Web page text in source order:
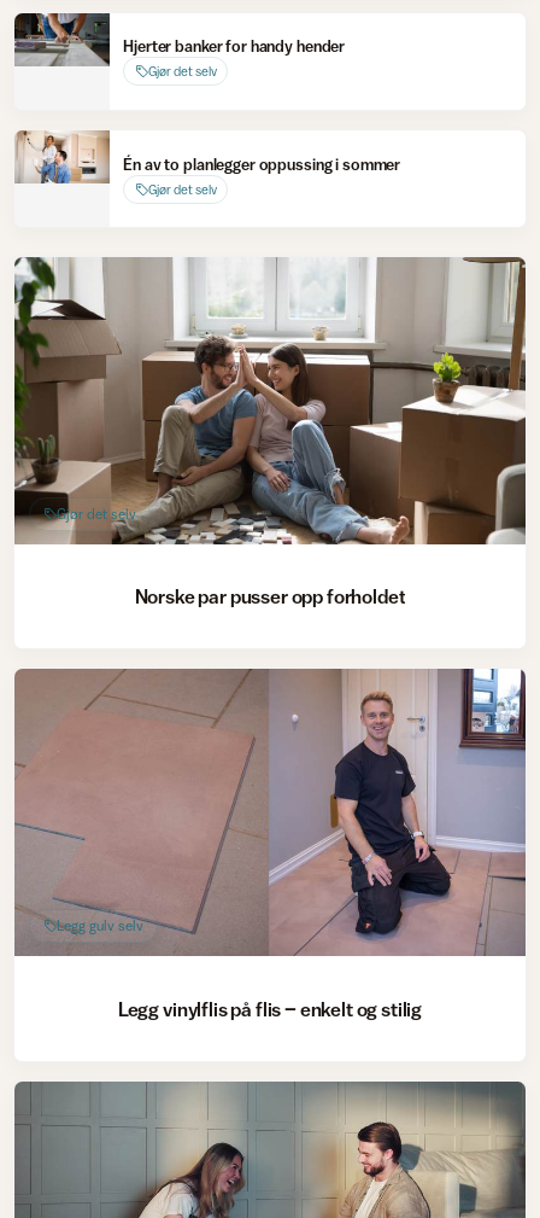
Hjerter banker for handy hender
Gjør det selv
Én av to planlegger oppussing i sommer
Gjør det selv
Gjør det selv
Norske par pusser opp forholdet
Legg gulv selv
Legg vinylflis på flis – enkelt og stilig